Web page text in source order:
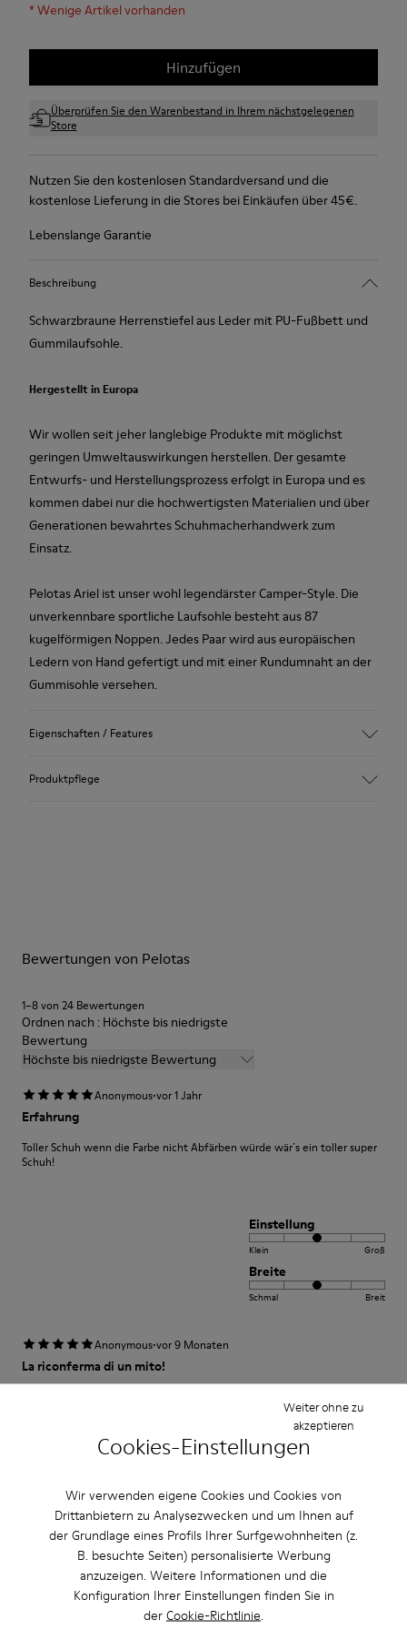
Cookies-Einstellungen
Wir verwenden eigene Cookies und Cookies von
Drittanbietern zu Analysezwecken und um Ihnen auf
der Grundlage eines Profils Ihrer Surfgewohnheiten (z.
B. besuchte Seiten) personalisierte Werbung
anzuzeigen. Weitere Informationen und die
Konfiguration Ihrer Einstellungen finden Sie in
der Cookie-Richtlinie.
Weiter ohne zu
akzeptieren
*Wenige Artikel vorhanden
Hinzufügen
Überprüfen Sie den Warenbestand in Ihrem nächstgelegenen
Store
Nutzen Sie den kostenlosen Standardversand und die
kostenlose Lieferung in die Stores bei Einkäufen über 45€.
Lebenslange Garantie
Beschreibung
Schwarzbraune Herrenstiefel aus Leder mit PU-Fußbett und
Gummilaufsohle.
Hergestellt in Europa
Wir wollen seit jeher langlebige Produkte mit möglichst
geringen Umweltauswirkungen herstellen. Der gesamte
Entwurfs- und Herstellungsprozess erfolgt in Europa und es
kommen dabei nur die hochwertigsten Materialien und über
Generationen bewahrtes Schuhmacherhandwerk zum
Einsatz.
Pelotas Ariel ist unser wohl legendärster Camper-Style. Die
unverkennbare sportliche Laufsohle besteht aus 87
kugelförmigen Noppen. Jedes Paar wird aus europäischen
Ledern von Hand gefertigt und mit einer Rundumnaht an der
Gummisohle versehen.
Eigenschaften / Features
2,9cm
50% Leder, 42% recycelter Polyester, 8% Leder mit
Velourslederfinish
Produktpflege
Schuhpflegeanleitung.
Bewertungen von Pelotas
1–8 von 24 Bewertungen
Ordnen nach : Höchste bis niedrigste
Bewertung
Höchste bis niedrigste Bewertung
Anonymous·vor 1 Jahr
Erfahrung
Toller Schuh wenn die Farbe nicht Abfärben würde wär´s ein toller super
Schuh!
Einstellung
Klein Groß
Breite
Schmal Breit
Anonymous·vor 9 Monaten
La riconferma di un mito!
non poteva mancare nella mia collezione Camper le adoroooo!
Bewertung übersetzen
Einstellung
Klein
Breite
Schmal